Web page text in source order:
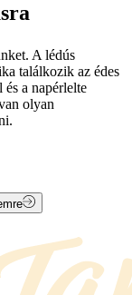
A lédús
találkozik az édes
a napérlelte
olyan